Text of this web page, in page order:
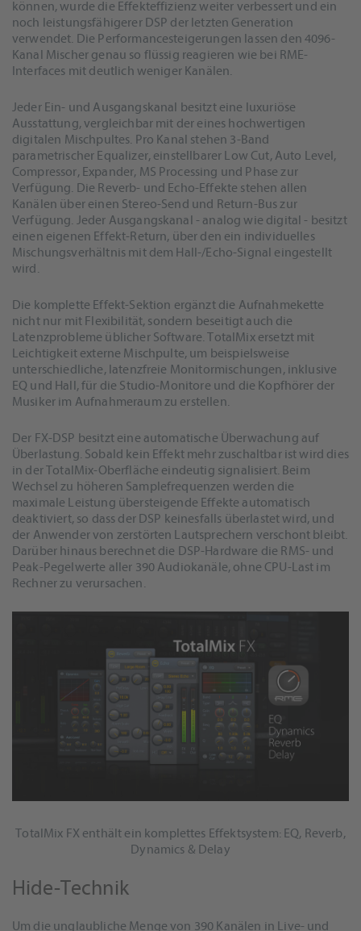
können, wurde die Effekteffizienz weiter verbessert und ein
noch leistungsfähigerer DSP der letzten Generation
verwendet. Die Performancesteigerungen lassen den 4096-
Kanal Mischer genau so flüssig reagieren wie bei RME-
Interfaces mit deutlich weniger Kanälen.
Jeder Ein- und Ausgangskanal besitzt eine luxuriöse
Ausstattung, vergleichbar mit der eines hochwertigen
digitalen Mischpultes. Pro Kanal stehen 3-Band
parametrischer Equalizer, einstellbarer Low Cut, Auto Level,
Compressor, Expander, MS Processing und Phase zur
Verfügung. Die Reverb- und Echo-Effekte stehen allen
Kanälen über einen Stereo-Send und Return-Bus zur
Verfügung. Jeder Ausgangskanal - analog wie digital - besitzt
einen eigenen Effekt-Return, über den ein individuelles
Mischungsverhältnis mit dem Hall-/Echo-Signal eingestellt
wird.
Die komplette Effekt-Sektion ergänzt die Aufnahmekette
nicht nur mit Flexibilität, sondern beseitigt auch die
Latenzprobleme üblicher Software. TotalMix ersetzt mit
Leichtigkeit externe Mischpulte, um beispielsweise
unterschiedliche, latenzfreie Monitormischungen, inklusive
EQ und Hall, für die Studio-Monitore und die Kopfhörer der
Musiker im Aufnahmeraum zu erstellen.
Der FX-DSP besitzt eine automatische Überwachung auf
Überlastung. Sobald kein Effekt mehr zuschaltbar ist wird dies
in der TotalMix-Oberfläche eindeutig signalisiert. Beim
Wechsel zu höheren Samplefrequenzen werden die
maximale Leistung übersteigende Effekte automatisch
deaktiviert, so dass der DSP keinesfalls überlastet wird, und
der Anwender von zerstörten Lautsprechern verschont bleibt.
Darüber hinaus berechnet die DSP-Hardware die RMS- und
Peak-Pegelwerte aller 390 Audiokanäle, ohne CPU-Last im
Rechner zu verursachen.
TotalMix FX enthält ein komplettes Effektsystem: EQ, Reverb,
Dynamics & Delay
Hide-Technik
Um die unglaubliche Menge von 390 Kanälen in Live- und